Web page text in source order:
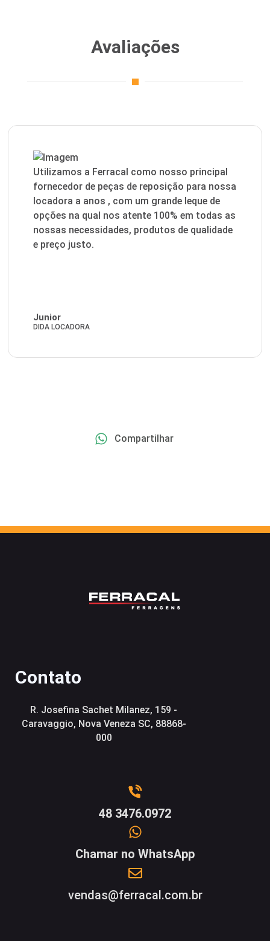
Avaliações
Utilizamos a Ferracal como nosso principal
fornecedor de peças de reposição para nossa
locadora a anos , com um grande leque de
opções na qual nos atente 100% em todas as
nossas necessidades, produtos de qualidade
e preço justo.
Junior
DIDA LOCADORA
Compartilhar
Contato
R. Josefina Sachet Milanez, 159 -
Caravaggio, Nova Veneza SC, 88868-
000
48 3476.0972
Chamar no WhatsApp
vendas@ferracal.com.br